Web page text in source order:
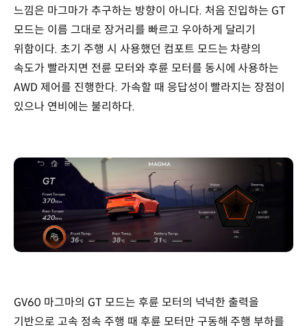
느낌은 마그마가 추구하는 방향이 아니다. 처음 진입하는 GT
모드는 이름 그대로 장거리를 빠르고 우아하게 달리기
위함이다. 초기 주행 시 사용했던 컴포트 모드는 차량의
속도가 빨라지면 전륜 모터와 후륜 모터를 동시에 사용하는
AWD 제어를 진행한다. 가속할 때 응답성이 빨라지는 장점이
있으나 연비에는 불리하다.
GV60 마그마의 GT 모드는 후륜 모터의 넉넉한 출력을
기반으로 고속 정속 주행 때 후륜 모터만 구동해 주행 부하를